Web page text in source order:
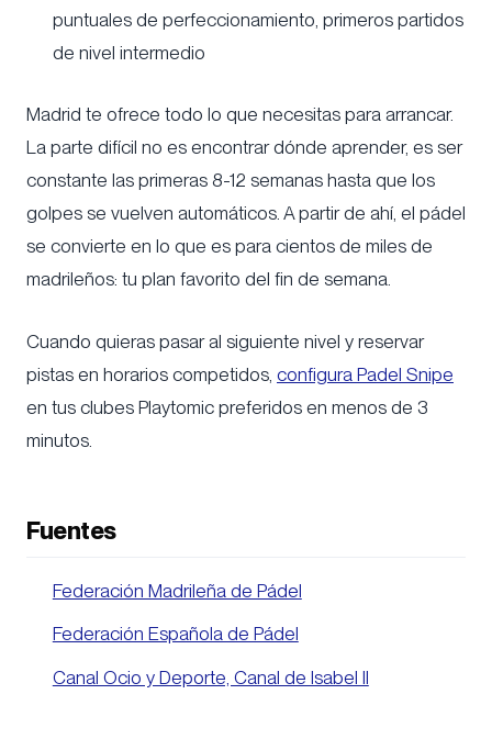
puntuales de perfeccionamiento, primeros partidos
de nivel intermedio
Madrid te ofrece todo lo que necesitas para arrancar.
La parte difícil no es encontrar dónde aprender, es ser
constante las primeras 8-12 semanas hasta que los
golpes se vuelven automáticos. A partir de ahí, el pádel
se convierte en lo que es para cientos de miles de
madrileños: tu plan favorito del fin de semana.
Cuando quieras pasar al siguiente nivel y reservar
pistas en horarios competidos, configura Padel Snipe
en tus clubes Playtomic preferidos en menos de 3
minutos.
Fuentes
Federación Madrileña de Pádel
Federación Española de Pádel
Canal Ocio y Deporte, Canal de Isabel II